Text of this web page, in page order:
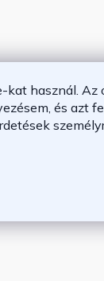
kat használ.
és azt